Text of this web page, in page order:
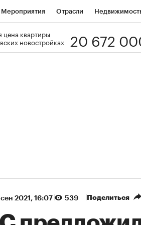
Мероприятия Отрасли
РБК Образование
цена квартиры
новостройках
20 672
2021, 16:07 539 Поделиться